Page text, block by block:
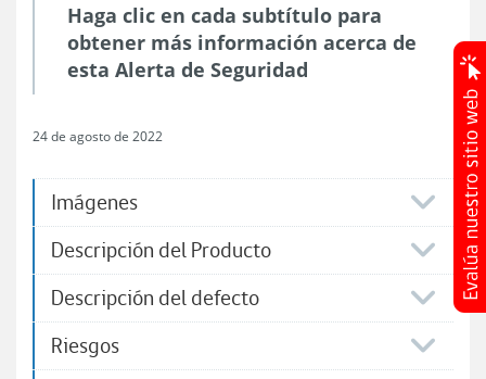
Haga clic en cada subtítulo para
obtener más información acerca de
esta Alerta de Seguridad
24 de agosto de 2022
Imágenes
Descripción del Producto
Descripción del defecto
Riesgos